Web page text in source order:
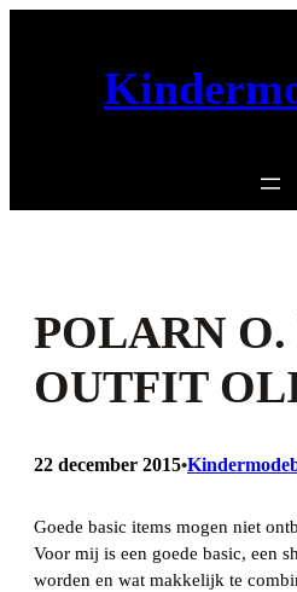
POLARN O.
OUTFIT
22 december 2015•
Goede basic items mogen niet
Voor mij is een goede basic, een
worden en wat makkelijk te